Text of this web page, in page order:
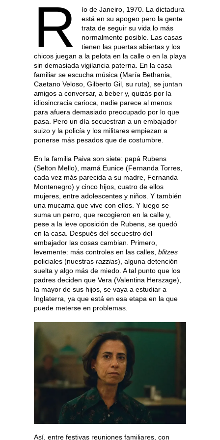
R
ío de Janeiro, 1970. La dictadura
está en su apogeo pero la gente
trata de seguir su vida lo más
normalmente posible. Las casas
tienen las puertas abiertas y los
chicos juegan a la pelota en la calle o en la playa
sin demasiada vigilancia paterna. En la casa
familiar se escucha música (María Bethania,
Caetano Veloso, Gilberto Gil, su ruta), se juntan
amigos a conversar, a beber y, quizás por la
idiosincracia carioca, nadie parece al menos
para afuera demasiado preocupado por lo que
pasa. Pero un día secuestran a un embajador
suizo y la policía y los militares empiezan a
ponerse más pesados que de costumbre.
En la familia Paiva son siete: papá Rubens
(Selton Mello), mamá Eunice (Fernanda Torres,
cada vez más parecida a su madre, Fernanda
Montenegro) y cinco hijos, cuatro de ellos
mujeres, entre adolescentes y niños. Y también
una mucama que vive con ellos. Y luego se
suma un perro, que recogieron en la calle y,
pese a la leve oposición de Rubens, se quedó
en la casa. Después del secuestro del
embajador las cosas cambian. Primero,
levemente: más controles en las calles, blitzes
policiales (nuestras razzias), alguna detención
suelta y algo más de miedo. A tal punto que los
padres deciden que Vera (Valentina Herszage),
la mayor de sus hijos, se vaya a estudiar a
Inglaterra, ya que está en esa etapa en la que
puede meterse en problemas.
Así, entre festivas reuniones familiares, con